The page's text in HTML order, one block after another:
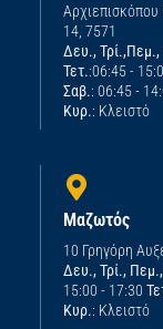
Αρχιεπισκόπου
14, 7571
Δευ.,
Τετ.:06:45 -
Σαβ.: 06:45 -
Κυρ.: Κλειστό
Μαζωτός
10 Γρηγόρη
Δευ., Τρί.,
15:00 - 17:30
Κυρ.: Κλειστό